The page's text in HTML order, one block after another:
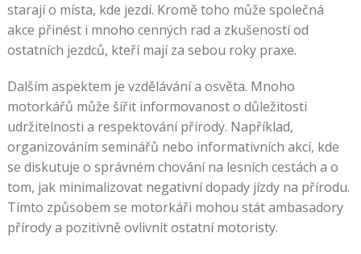
starají o místa, kde jezdí. Kromě toho může společná
akce přinést i mnoho cenných rad a zkušeností od
ostatních jezdců, kteří mají za sebou roky praxe.
Dalším aspektem je vzdělávání a osvěta. Mnoho
motorkářů může šířit informovanost o důležitosti
udržitelnosti a respektování přírody. Například,
organizováním seminářů nebo informativních akcí, kde
se diskutuje o správném chování na lesních cestách a o
tom, jak minimalizovat negativní dopady jízdy na přírodu.
Tímto způsobem se motorkáři mohou stát ambasadory
přírody a pozitivně ovlivnit ostatní motoristy.